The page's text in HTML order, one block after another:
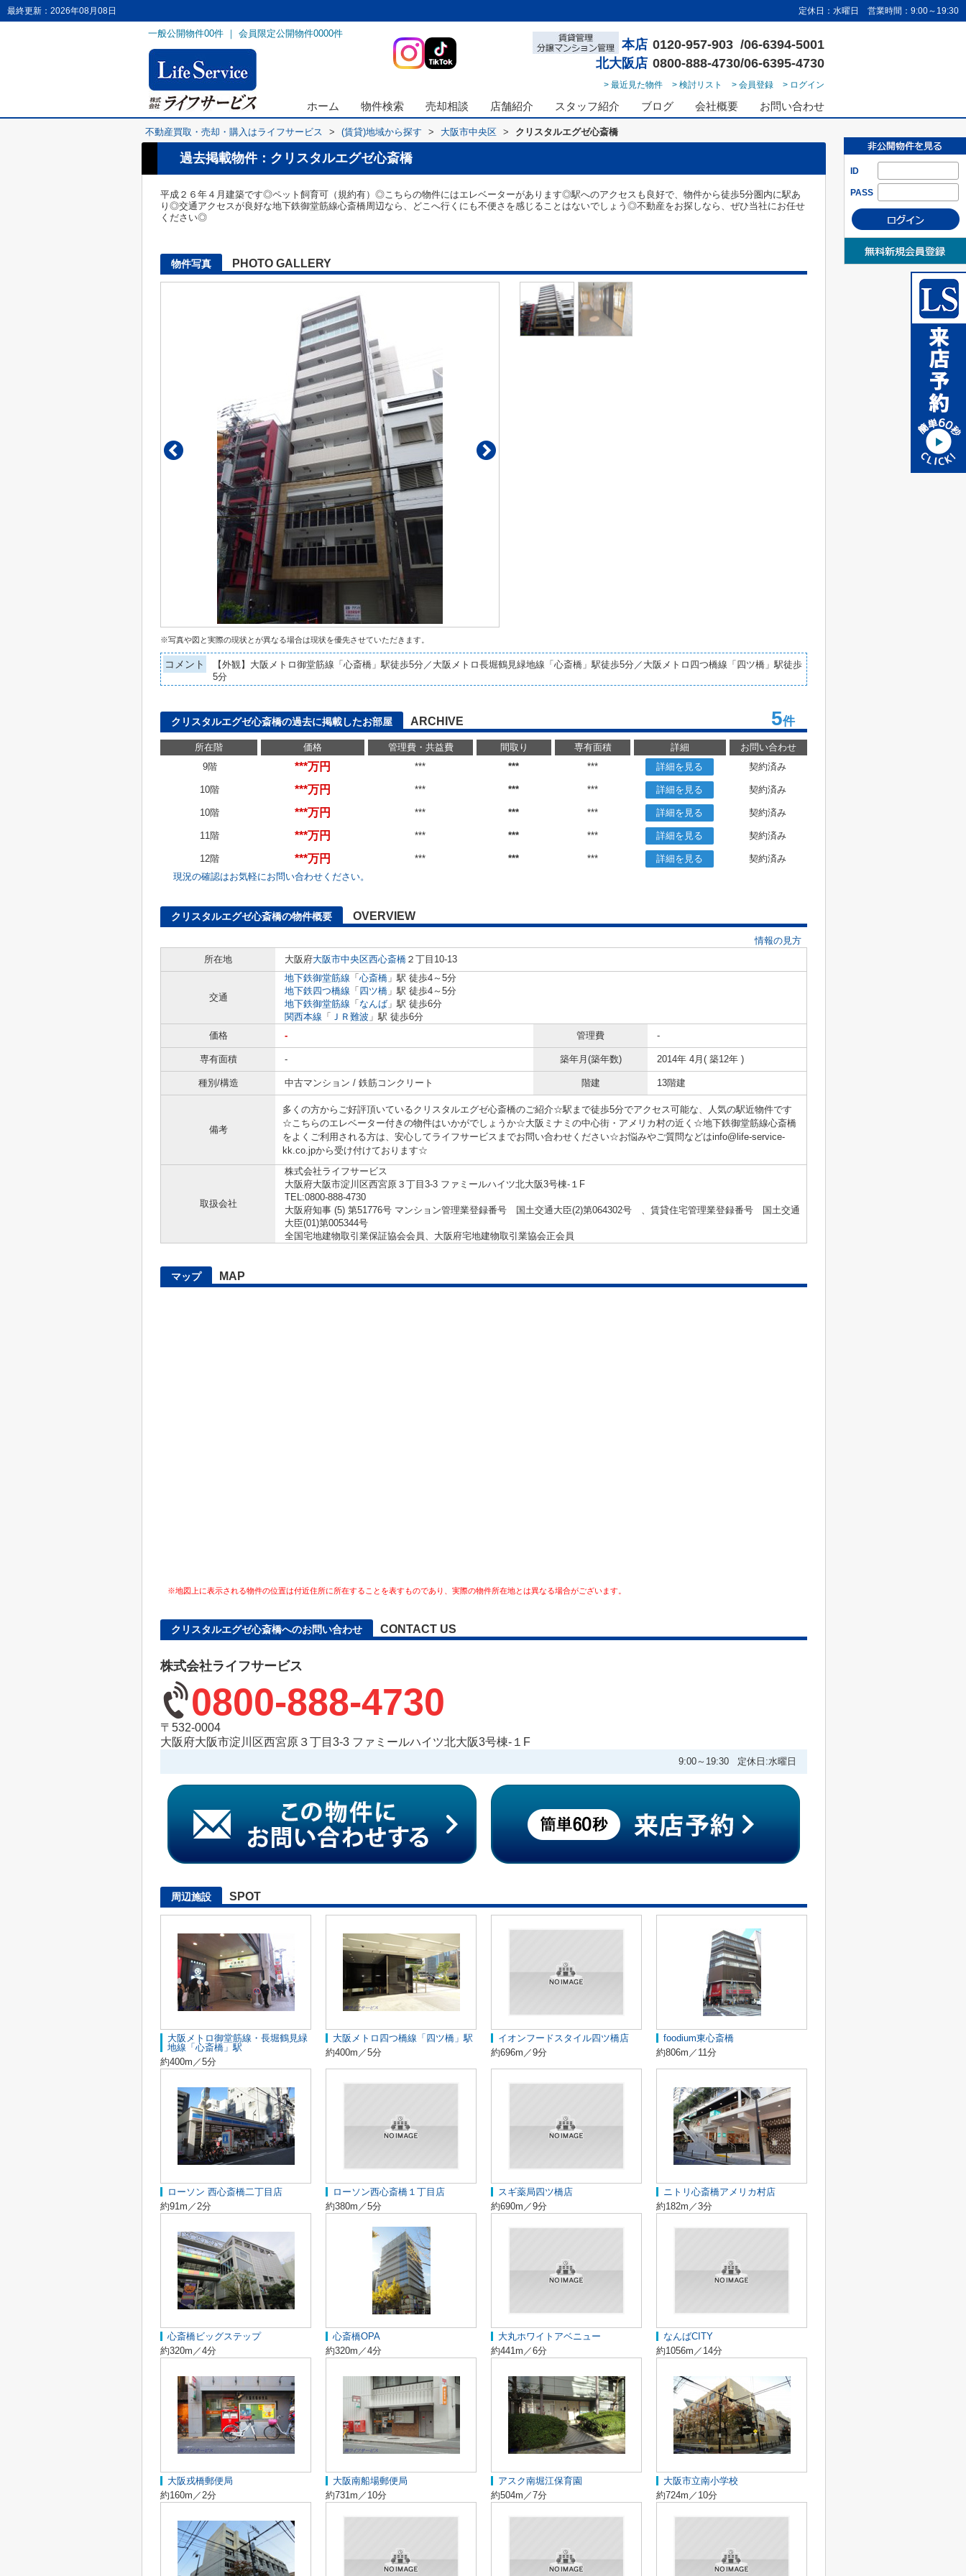
最終更新：2026年08月08日 定休日：水曜日 営業時間：9:00～19:30
一般公開物件00件 ｜ 会員限定公開物件0000件
本店 0120-957-903 /06-6394-5001
北大阪店 0800-888-4730/06-6395-4730
> 最近見た物件 > 検討リスト > 会員登録 > ログイン
ホーム 物件検索 売却相談 店舗紹介 スタッフ紹介 ブログ 会社概要 お問い合わせ
ID
PASS
不動産買取・売却・購入はライフサービス > (賃貸)地域から探す > 大阪市中央区 > クリスタルエグゼ心斎橋
過去掲載物件：クリスタルエグゼ心斎橋
平成２６年４月建築です◎ペット飼育可（規約有）◎こちらの物件にはエレベーターがあります◎駅へのアクセスも良好で、物件から徒歩5分圏内に駅あ
り◎交通アクセスが良好な地下鉄御堂筋線心斎橋周辺なら、どこへ行くにも不便さを感じることはないでしょう◎不動産をお探しなら、ぜひ当社にお任せ
ください◎
物件写真 PHOTO GALLERY
※写真や図と実際の現状とが異なる場合は現状を優先させていただきます。
コメント
【外観】大阪メトロ御堂筋線「心斎橋」駅徒歩5分／大阪メトロ長堀鶴見緑地線「心斎橋」駅徒歩5分／大阪メトロ四つ橋線「四ツ橋」駅徒歩
5分
クリスタルエグゼ心斎橋の過去に掲載したお部屋 ARCHIVE 5件
所在階 価格 管理費・共益費 間取り 専有面積 詳細
お問い合わせ
9階
***万円 *** *** *** 詳細を見る 契約済み
10階 ***万円 *** *** *** 詳細を見る 契約済み
10階 ***万円 *** *** *** 詳細を見る 契約済み
11階 ***万円 *** *** *** 詳細を見る 契約済み
12階 ***万円 *** *** *** 詳細を見る
契約済み
現況の確認はお気軽にお問い合わせください。
クリスタルエグゼ心斎橋の物件概要 OVERVIEW
情報の見方
所在地
大阪府大阪市中央区西心斎橋 ２丁目10-13
交通
地下鉄御堂筋線 「 心斎橋 」駅 徒歩4～5分
地下鉄四つ橋線 「 四ツ橋 」駅 徒歩4～5分
地下鉄御堂筋線 「 なんば 」駅 徒歩6分
関西本線 「 ＪＲ難波 」駅 徒歩6分
価格
- 管理費 -
専有面積 - 築年月(築年数) 2014年 4月( 築12年 )
種別/構造 中古マンション / 鉄筋コンクリート 階建 13階建
備考
多くの方からご好評頂いているクリスタルエグゼ心斎橋のご紹介☆駅まで徒歩5分でアクセス可能な、人気の駅近物件です
☆こちらのエレベーター付きの物件はいかがでしょうか☆大阪ミナミの中心街・アメリカ村の近く☆地下鉄御堂筋線心斎橋
をよくご利用される方は、安心してライフサービスまでお問い合わせください☆お悩みやご質問などはinfo@life-service-
kk.co.jpから受け付けております☆
取扱会社
株式会社ライフサービス
大阪府大阪市淀川区西宮原３丁目3-3 ファミールハイツ北大阪3号棟-１F
TEL:0800-888-4730
大阪府知事 (5) 第51776号 マンション管理業登録番号 国土交通大臣(2)第064302号 、賃貸住宅管理業登録番号 国土交通
大臣(01)第005344号
全国宅地建物取引業保証協会会員、大阪府宅地建物取引業協会正会員
マップ MAP
※地図上に表示される物件の位置は付近住所に所在することを表すものであり、実際の物件所在地とは異なる場合がございます。
クリスタルエグゼ心斎橋へのお問い合わせ CONTACT US
株式会社ライフサービス
0800-888-4730
〒532-0004
大阪府大阪市淀川区西宮原３丁目3-3 ファミールハイツ北大阪3号棟-１F
9:00～19:30 定休日:水曜日
周辺施設 SPOT
大阪メトロ御堂筋線・長堀鶴見緑
地線「心斎橋」駅
約400m／5分
大阪メトロ四つ橋線「四ツ橋」駅
約400m／5分
イオンフードスタイル四ツ橋店
約696m／9分
foodium東心斎橋
約806m／11分
ローソン 西心斎橋二丁目店
約91m／2分
ローソン西心斎橋１丁目店
約380m／5分
スギ薬局四ツ橋店
約690m／9分
ニトリ心斎橋アメリカ村店
約182m／3分
心斎橋ビッグステップ
約320m／4分
心斎橋OPA
約320m／4分
大丸ホワイトアベニュー
約441m／6分
なんばCITY
約1056m／14分
大阪戎橋郵便局
約160m／2分
大阪南船場郵便局
約731m／10分
アスク南堀江保育園
約504m／7分
大阪市立南小学校
約724m／10分